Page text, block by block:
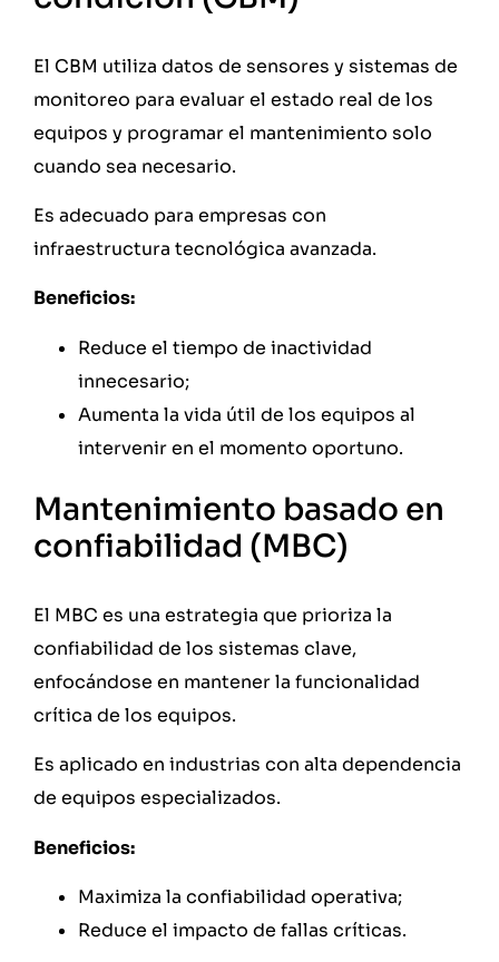
El CBM utiliza datos de sensores y sistemas de
monitoreo para evaluar el estado real de los
equipos y programar el mantenimiento solo
cuando sea necesario.
Es adecuado para empresas con
infraestructura tecnológica avanzada.
Beneficios:
Reduce el tiempo de inactividad
innecesario;
Aumenta la vida útil de los equipos al
intervenir en el momento oportuno.
Mantenimiento basado en
confiabilidad (MBC)
El MBC es una estrategia que prioriza la
confiabilidad de los sistemas clave,
enfocándose en mantener la funcionalidad
crítica de los equipos.
Es aplicado en industrias con alta dependencia
de equipos especializados.
Beneficios:
Maximiza la confiabilidad operativa;
Reduce el impacto de fallas críticas.